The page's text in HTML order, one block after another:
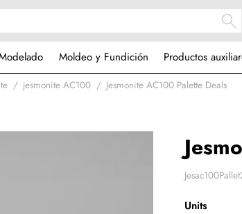
Moldeo y Fundición Productos
jesmonite AC100 Jesmonite AC100 Palette Deals
Units